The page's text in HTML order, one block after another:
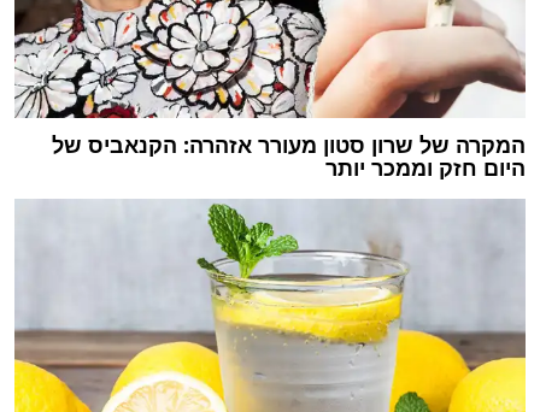
המקרה של שרון סטון מעורר אזהרה: הקנאביס של
היום חזק וממכר יותר